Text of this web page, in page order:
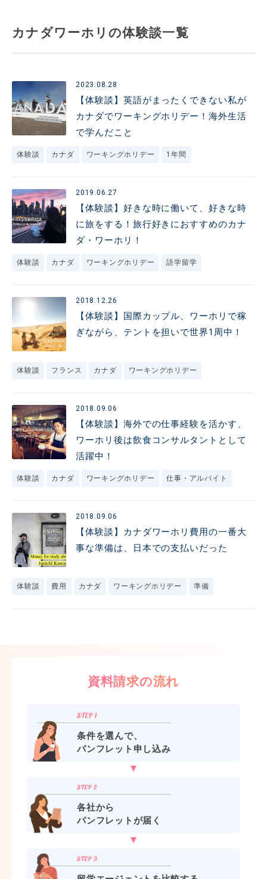
カナダワーホリの体験談一覧
2023.08.28
【体験談】英語がまったくできない私が
カナダでワーキングホリデー！海外生活
で学んだこと
体験談 カナダ ワーキングホリデー 1年間
2019.06.27
【体験談】好きな時に働いて、好きな時
に旅をする！旅行好きにおすすめのカナ
ダ・ワーホリ！
体験談 カナダ ワーキングホリデー 語学留学
2018.12.26
【体験談】国際カップル、ワーホリで稼
ぎながら、テントを担いで世界1周中！
体験談 フランス カナダ ワーキングホリデー
2018.09.06
【体験談】海外での仕事経験を活かす、
ワーホリ後は飲食コンサルタントとして
活躍中！
体験談 カナダ ワーキングホリデー 仕事・アルバイト
2018.09.06
【体験談】カナダワーホリ費用の一番大
事な準備は、日本での支払いだった
体験談 費用 カナダ ワーキングホリデー 準備
資料請求の流れ
条件を選んで、
パンフレット申し込み
各社から
パンフレットが届く